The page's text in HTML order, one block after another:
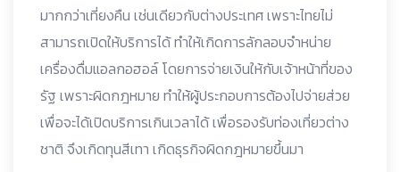
มากกว่าเที่ยงคืน เช่นเดียวกับต่างประเทศ เพราะไทยไม่
สามารถเปิดให้บริการได้ ทำให้เกิดการลักลอบจำหน่าย
เครื่องดื่มแอลกอฮอล์ โดยการจ่ายเงินให้กับเจ้าหน้าที่ของ
รัฐ เพราะผิดกฎหมาย ทำให้ผู้ประกอบการต้องไปจ่ายส่วย
เพื่อจะได้เปิดบริการเกินเวลาได้ เพื่อรองรับท่องเที่ยวต่าง
ชาติ จึงเกิดทุนสีเทา เกิดธุรกิจผิดกฎหมายขึ้นมา